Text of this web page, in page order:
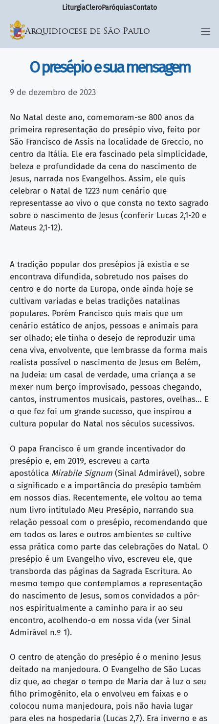
LiturgiaCleroParóquiasContato
Arquidiocese de São Paulo
O presépio e sua mensagem
9 de dezembro de 2023
No Natal deste ano, comemoram-se 800 anos da
primeira representação do presépio vivo, feito por
São Francisco de Assis na localidade de Greccio, no
centro da Itália. Ele era fascinado pela simplicidade,
beleza e profundidade da cena do nascimento de
Jesus, narrada nos Evangelhos. Assim, ele quis
celebrar o Natal de 1223 num cenário que
representasse ao vivo o que consta no texto sagrado
sobre o nascimento de Jesus (conferir Lucas 2,1-20 e
Mateus 2,1-12).
A tradição popular dos presépios já existia e se
encontrava difundida, sobretudo nos países do
centro e do norte da Europa, onde ainda hoje se
cultivam variadas e belas tradições natalinas
populares. Porém Francisco quis mais que um
cenário estático de anjos, pessoas e animais para
ser olhado; ele tinha o desejo de reproduzir uma
cena viva, envolvente, que lembrasse da forma mais
realista possível o nascimento de Jesus em Belém,
na Judeia: um casal de verdade, uma criança a se
mexer num berço improvisado, pessoas chegando,
cantos, instrumentos musicais, pastores, ovelhas… E
o que fez foi um grande sucesso, que inspirou a
cultura popular do Natal nos séculos sucessivos.
O papa Francisco é um grande incentivador do
presépio e, em 2019, escreveu a carta
apostólica Mirabile Signum (Sinal Admirável), sobre
o significado e a importância do presépio também
em nossos dias. Recentemente, ele voltou ao tema
num livro intitulado Meu Presépio, narrando sua
relação pessoal com o presépio, recomendando que
em todos os lares e outros ambientes se cultive
essa prática como parte das celebrações do Natal. O
presépio é um Evangelho vivo, escreveu ele, que
transborda das páginas da Sagrada Escritura. Ao
mesmo tempo que contemplamos a representação
do nascimento de Jesus, somos convidados a pôr-
nos espiritualmente a caminho para ir ao seu
encontro, acolhendo-o em nossa vida (ver Sinal
Admirável n.º 1).
O centro de atenção do presépio é o menino Jesus
deitado na manjedoura. O Evangelho de São Lucas
diz que, ao chegar o tempo de Maria dar à luz o seu
filho primogênito, ela o envolveu em faixas e o
colocou numa manjedoura, pois não havia lugar
para eles na hospedaria (Lucas 2,7). Era inverno e as